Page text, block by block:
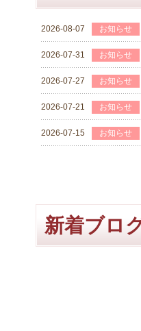
2026-08-07 お知らせ
2026-07-31 お知らせ
2026-07-27 お知らせ
2026-07-21 お知らせ
2026-07-15 お知らせ
新着ブロ